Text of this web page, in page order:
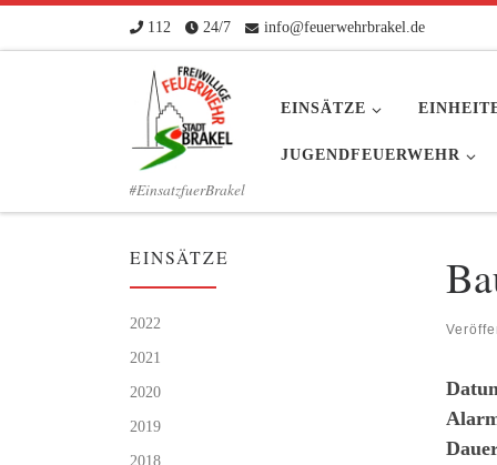
Zum Inhalt springen
112 24/7 info@feuerwehrbrakel.de
#EinsatzfuerBrakel
EINSÄTZE
JUGENDFEUERWEHR
EINSÄTZE
2022
2021
2020
2019
2018